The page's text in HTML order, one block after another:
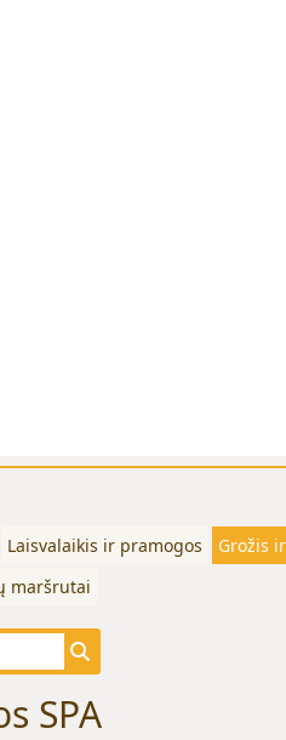
Laisvalaikis ir pramogos
Grožis
maršrutai
SPA